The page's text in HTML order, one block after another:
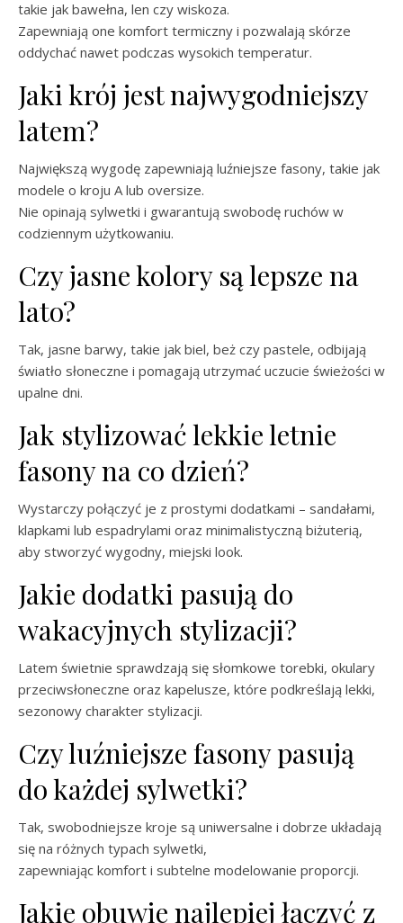
takie jak bawełna, len czy wiskoza.
Zapewniają one komfort termiczny i pozwalają skórze
oddychać nawet podczas wysokich temperatur.
Jaki krój jest najwygodniejszy
latem?
Największą wygodę zapewniają luźniejsze fasony, takie jak
modele o kroju A lub oversize.
Nie opinają sylwetki i gwarantują swobodę ruchów w
codziennym użytkowaniu.
Czy jasne kolory są lepsze na
lato?
Tak, jasne barwy, takie jak biel, beż czy pastele, odbijają
światło słoneczne i pomagają utrzymać uczucie świeżości w
upalne dni.
Jak stylizować lekkie letnie
fasony na co dzień?
Wystarczy połączyć je z prostymi dodatkami – sandałami,
klapkami lub espadrylami oraz minimalistyczną biżuterią,
aby stworzyć wygodny, miejski look.
Jakie dodatki pasują do
wakacyjnych stylizacji?
Latem świetnie sprawdzają się słomkowe torebki, okulary
przeciwsłoneczne oraz kapelusze, które podkreślają lekki,
sezonowy charakter stylizacji.
Czy luźniejsze fasony pasują
do każdej sylwetki?
Tak, swobodniejsze kroje są uniwersalne i dobrze układają
się na różnych typach sylwetki,
zapewniając komfort i subtelne modelowanie proporcji.
Jakie obuwie najlepiej łączyć z